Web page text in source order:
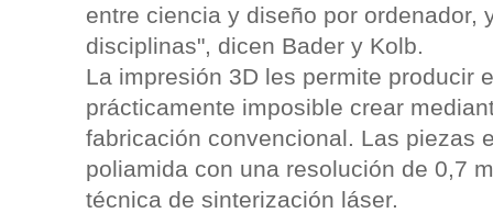
entre ciencia y diseño por ordenador,
disciplinas", dicen Bader y Kolb.
La impresión 3D les permite producir
prácticamente imposible crear
fabricación convencional. Las piezas
poliamida con una resolución de 0,7
técnica de sinterización láser.